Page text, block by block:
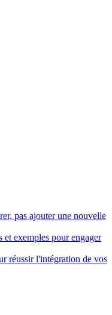
pas ajouter une nouvelle
exemples pour engager
réussir l'intégration de vos